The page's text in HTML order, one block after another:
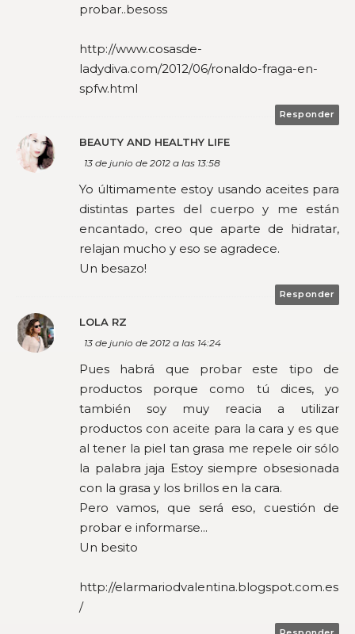
probar..besoss
http://www.cosasde-
ladydiva.com/2012/06/ronaldo-fraga-en-
spfw.html
Responder
BEAUTY AND HEALTHY LIFE
13 de junio de 2012 a las 13:58
Yo últimamente estoy usando aceites para
distintas partes del cuerpo y me están
encantado, creo que aparte de hidratar,
relajan mucho y eso se agradece.
Un besazo!
Responder
LOLA RZ
13 de junio de 2012 a las 14:24
Pues habrá que probar este tipo de
productos porque como tú dices, yo
también soy muy reacia a utilizar
productos con aceite para la cara y es que
al tener la piel tan grasa me repele oir sólo
la palabra jaja Estoy siempre obsesionada
con la grasa y los brillos en la cara.
Pero vamos, que será eso, cuestión de
probar e informarse...
Un besito
http://elarmariodvalentina.blogspot.com.es
/